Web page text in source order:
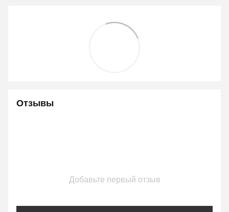
Отзывы
Добавьте первый отзыв